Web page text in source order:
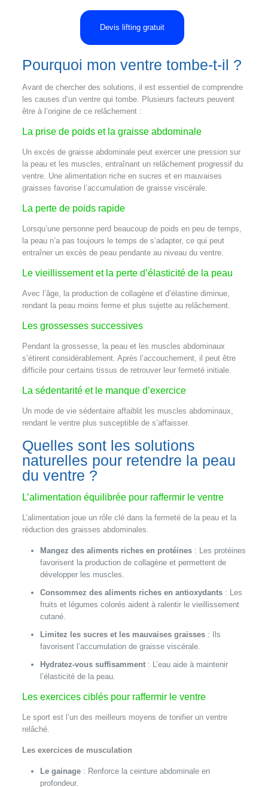
Devis lifting gratuit
Pourquoi mon ventre tombe-t-il ?
Avant de chercher des solutions, il est essentiel de comprendre
les causes d’un ventre qui tombe. Plusieurs facteurs peuvent
être à l’origine de ce relâchement :
La prise de poids et la graisse abdominale
Un excès de graisse abdominale peut exercer une pression sur
la peau et les muscles, entraînant un relâchement progressif du
ventre. Une alimentation riche en sucres et en mauvaises
graisses favorise l’accumulation de graisse viscérale.
La perte de poids rapide
Lorsqu’une personne perd beaucoup de poids en peu de temps,
la peau n’a pas toujours le temps de s’adapter, ce qui peut
entraîner un excès de peau pendante au niveau du ventre.
Le vieillissement et la perte d’élasticité de la peau
Avec l’âge, la production de collagène et d’élastine diminue,
rendant la peau moins ferme et plus sujette au relâchement.
Les grossesses successives
Pendant la grossesse, la peau et les muscles abdominaux
s’étirent considérablement. Après l’accouchement, il peut être
difficile pour certains tissus de retrouver leur fermeté initiale.
La sédentarité et le manque d’exercice
Un mode de vie sédentaire affaiblit les muscles abdominaux,
rendant le ventre plus susceptible de s’affaisser.
Quelles sont les solutions
naturelles pour retendre la peau
du ventre ?
L’alimentation équilibrée pour raffermir le ventre
L’alimentation joue un rôle clé dans la fermeté de la peau et la
réduction des graisses abdominales.
Mangez des aliments riches en protéines: Les protéines
favorisent la production de collagène et permettent de
développer les muscles.
Consommez des aliments riches en antioxydants: Les
fruits et légumes colorés aident à ralentir le vieillissement
cutané.
Limitez les sucres et les mauvaises graisses: Ils
favorisent l’accumulation de graisse viscérale.
Hydratez-vous suffisamment: L’eau aide à maintenir
l’élasticité de la peau.
Les exercices ciblés pour raffermir le ventre
Le sport est l’un des meilleurs moyens de tonifier un ventre
relâché.
Les exercices de musculation
Le gainage: Renforce la ceinture abdominale en
profondeur.